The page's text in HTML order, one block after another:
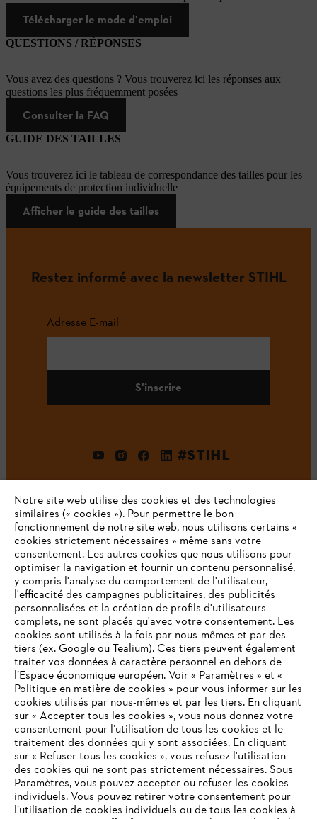
Télécharger le mode d'emploi
QUESTIONS / RÉPONSES
Vous avez des questions ? Vous trouverez ici les réponses aux
questions les plus fréquemment posées
Consulter la FAQ
GUIDE DES TAILLES
Vous trouverez ici le tableau de correspondance des tailles pour les
équipements de protection individuelle
Afficher le guide des tailles
Restez informé avec la newsletter STIHL
Adresse E-mail
S'inscrire
#STIHL
L'Entreprise
STIHL FAQ
Contact
Politique de protection des données
Mentions légales Utilisation des cookies
VOTRE NAVIGATEUR INTERNET
N'EST PLUS PRIS EN CHARGE
Vous utilisez un navigateur Internet que nous ne prenons plus
Notre site web utilise des cookies et des technologies
similaires (« cookies »). Pour permettre le bon
fonctionnement de notre site web, nous utilisons certains «
cookies strictement nécessaires » même sans votre
consentement. Les autres cookies que nous utilisons pour
optimiser la navigation et fournir un contenu personnalisé,
y compris l'analyse du comportement de l'utilisateur,
l'efficacité des campagnes publicitaires, des publicités
personnalisées et la création de profils d'utilisateurs
complets, ne sont placés qu'avec votre consentement. Les
cookies sont utilisés à la fois par nous-mêmes et par des
tiers (ex. Google ou Tealium). Ces tiers peuvent également
traiter vos données à caractère personnel en dehors de
l’Espace économique européen. Voir « Paramètres » et «
Politique en matière de cookies » pour vous informer sur les
cookies utilisés par nous-mêmes et par les tiers. En cliquant
sur « Accepter tous les cookies », vous nous donnez votre
consentement pour l’utilisation de tous les cookies et le
traitement des données qui y sont associées. En cliquant
sur « Refuser tous les cookies », vous refusez l'utilisation
des cookies qui ne sont pas strictement nécessaires. Sous
Paramètres, vous pouvez accepter ou refuser les cookies
individuels. Vous pouvez retirer votre consentement pour
l’utilisation de cookies individuels ou de tous les cookies à